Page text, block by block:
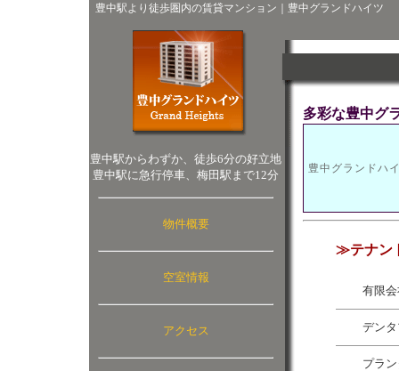
豊中駅より徒歩圏内の賃貸マンション｜豊中グランドハイツ
多彩な豊中グ
豊中グランドハ
≫テナン
有限
デン
プラ
豊中駅からわずか、徒歩6分の好立地
豊中駅に急行停車、梅田駅まで12分
物件概要
空室情報
アクセス